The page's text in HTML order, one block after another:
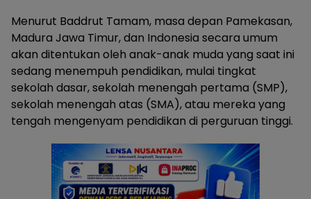
Menurut Baddrut Tamam, masa depan Pamekasan,
Madura Jawa Timur, dan Indonesia secara umum
akan ditentukan oleh anak-anak muda yang saat ini
sedang menempuh pendidikan, mulai tingkat
sekolah dasar, sekolah menengah pertama (SMP),
sekolah menengah atas (SMA), atau mereka yang
tengah mengenyam pendidikan di perguruan tinggi.